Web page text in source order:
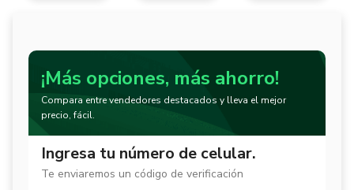
¡Más opciones, más ahorro!
Compara entre vendedores destacados y lleva el mejor
precio, fácil.
Ingresa tu número de celular.
Te enviaremos un código de verificación